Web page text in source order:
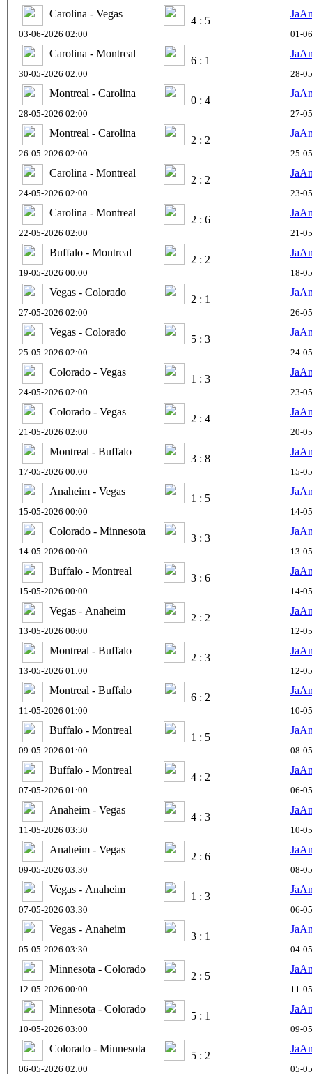
Carolina - Vegas
4 : 5
03-06-2026 02:00 01-
Carolina - Montreal
6 : 1
30-05-2026 02:00 28-
Montreal - Carolina
0 : 4
28-05-2026 02:00 27-
Montreal - Carolina
2 : 2
26-05-2026 02:00 25-
Carolina - Montreal
2 : 2
24-05-2026 02:00 23-
Carolina - Montreal
2 : 6
22-05-2026 02:00 21-
Buffalo - Montreal
2 : 2
19-05-2026 00:00 18-
Vegas - Colorado
2 : 1
27-05-2026 02:00 26-
Vegas - Colorado
5 : 3
25-05-2026 02:00 24-
Colorado - Vegas
1 : 3
24-05-2026 02:00 23-
Colorado - Vegas
2 : 4
21-05-2026 02:00 20-
Montreal - Buffalo
3 : 8
17-05-2026 00:00 15-
Anaheim - Vegas
1 : 5
15-05-2026 00:00 14-
Colorado - Minnesota
3 : 3
14-05-2026 00:00 13-
Buffalo - Montreal
3 : 6
15-05-2026 00:00 14-
Vegas - Anaheim
2 : 2
13-05-2026 00:00 12-
Montreal - Buffalo
2 : 3
13-05-2026 01:00 12-
Montreal - Buffalo
6 : 2
11-05-2026 01:00 10-
Buffalo - Montreal
1 : 5
09-05-2026 01:00 08-
Buffalo - Montreal
4 : 2
07-05-2026 01:00 06-
Anaheim - Vegas
4 : 3
11-05-2026 03:30 10-
Anaheim - Vegas
2 : 6
09-05-2026 03:30 08-
Vegas - Anaheim
1 : 3
07-05-2026 03:30 06-
Vegas - Anaheim
3 : 1
05-05-2026 03:30 04-
Minnesota - Colorado
2 : 5
12-05-2026 00:00 11-
Minnesota - Colorado
5 : 1
10-05-2026 03:00 09-
Colorado - Minnesota
5 : 2
06-05-2026 02:00 05-